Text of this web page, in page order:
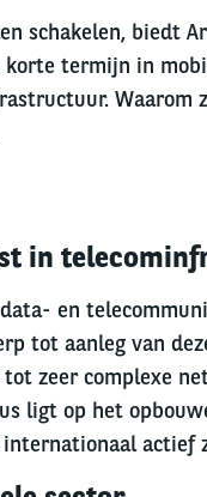
schakelen, biedt
korte termijn in
Waarom
in
en
tot aanleg van
zeer complexe
ligt op het
actief